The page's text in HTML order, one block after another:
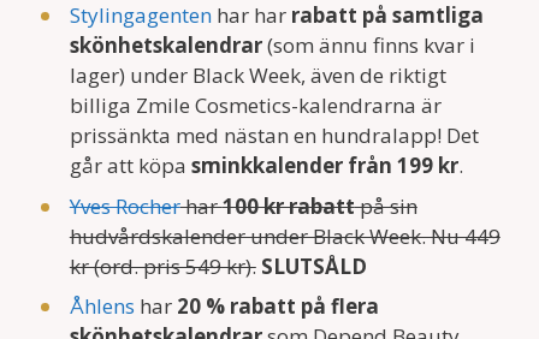
Stylingagentenhar har rabatt på samtliga
skönhetskalendrar(som ännu finns kvar i
lager) under Black Week, även de riktigt
billiga Zmile Cosmetics-kalendrarna är
prissänkta med nästan en hundralapp! Det
går att köpa sminkkalender från 199 kr.
Yves Rocherhar100 kr rabattpå sin
hudvårdskalender under Black Week. Nu 449
kr (ord. pris 549 kr). SLUTSÅLD
Åhlens har 20 % rabatt på flera